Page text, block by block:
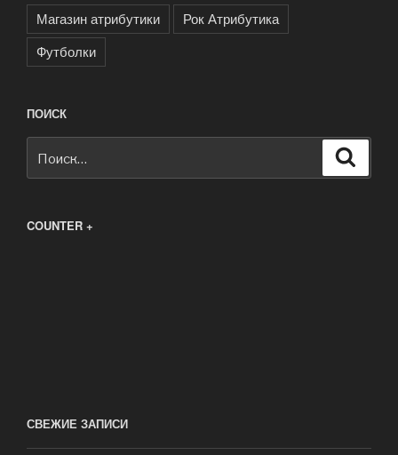
Магазин атрибутики
Рок Атрибутика
Футболки
ПОИСК
COUNTER +
СВЕЖИЕ ЗАПИСИ